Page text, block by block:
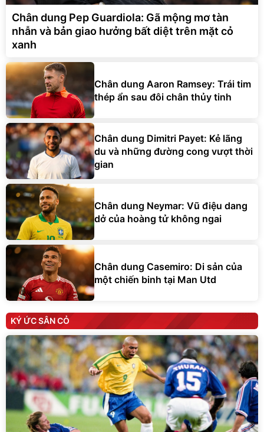
Chân dung Pep Guardiola: Gã mộng mơ tàn
nhẫn và bản giao hưởng bất diệt trên mặt cỏ
xanh
Chân dung Aaron Ramsey: Trái tim
thép ẩn sau đôi chân thủy tinh
Chân dung Dimitri Payet: Kẻ lãng
du và những đường cong vượt thời
gian
Chân dung Neymar: Vũ điệu dang
dở của hoàng tử không ngai
Chân dung Casemiro: Di sản của
một chiến binh tại Man Utd
KÝ ỨC SÂN CỎ